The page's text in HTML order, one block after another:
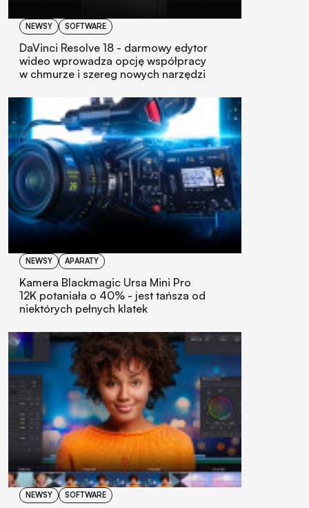
NEWSY SOFTWARE
DaVinci Resolve 18 - darmowy edytor
wideo wprowadza opcję współpracy
w chmurze i szereg nowych narzędzi
NEWSY APARATY
Kamera Blackmagic Ursa Mini Pro
12K potaniała o 40% - jest tańsza od
niektórych pełnych klatek
NEWSY SOFTWARE